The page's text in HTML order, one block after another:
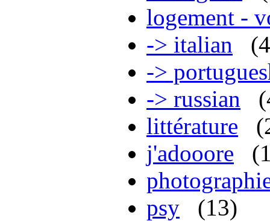
logement -
-> italian
->
-> russian
littérature
j'adooore
psy
(13)